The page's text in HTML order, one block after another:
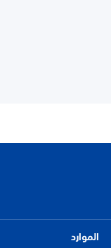
الموارد